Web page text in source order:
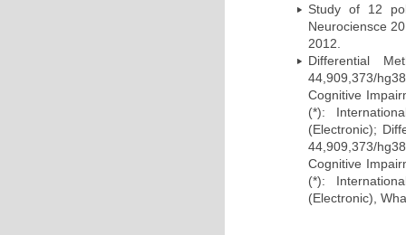
Study of 12
Neurociensce
2012.
Differential
44,909,373/
Cognitive
(*):
(Electronic);
44,909,373/
Cognitive
(*):
(Electronic),